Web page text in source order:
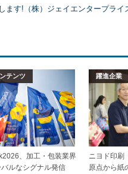
ます!（株）ジェイエンタープライ
テンツ
、加工・包装業界
ルなシグナル発信
躍進企業
ニヨド印刷
原点から紙